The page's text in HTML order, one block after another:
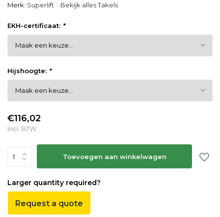
Merk: Superlift Bekijk alles Takels
EKH-certificaat: *
Hijshoogte: *
€116,02
Incl. BTW
Toevoegen aan winkelwagen
Larger quantity required?
Request a quote